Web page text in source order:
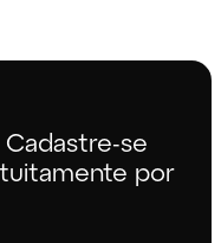
Cadastre-se
por